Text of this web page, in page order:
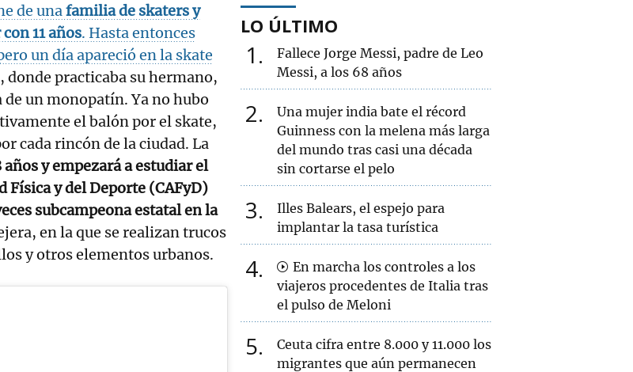
de unafamilia de skaters y
11 años. Hasta entonces
un día apareció en la skate
, donde practicaba su hermano,
de un monopatín. Ya no hubo
el balón por el skate,
cada rincón de la ciudad. La
y empezará a estudiar el
Física y del Deporte (CAFyD)
subcampeona estatal en la
en la que se realizan trucos
y otros elementos urbanos.
LO ÚLTIMO
1
Fallece Jorge Messi, padre de Leo
Messi, a los 68 años
2
Una mujer india bate el récord
Guinness con la melena más larga
del mundo tras casi una década
sin cortarse el pelo
3
Illes Balears, el espejo para
implantar la tasa turística
4
En marcha los controles a los
viajeros procedentes de Italia tras
el pulso de Meloni
5
Ceuta cifra entre 8.000 y 11.000 los
migrantes que aún permanecen